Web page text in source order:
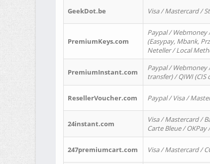
GeekDot.be Visa / Mastercard /
PremiumKeys.com
Paypal / Webmoney /
(Easypay, Mbank,
Neteller / Local
PremiumInstant.com
Paypal / Webmoney
transfer) / QIWI
ResellerVoucher.com Paypal / Visa /
24instant.com
Visa / Mastercard /
Carte Bleue /
247premiumcart.com Visa / Mastercard /